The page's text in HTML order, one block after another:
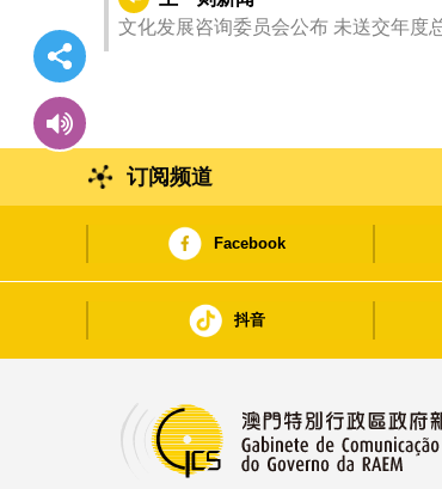
文化发展咨询委员会公布 未送交年度
订阅频道
Facebook
抖音